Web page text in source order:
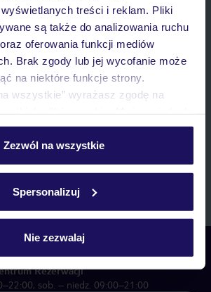
treści i reklam. Pliki
są także do analizowania ruchu
oferowania funkcji mediów
Brak zgody lub jej wycofanie może
na niektóre funkcje strony.
wszystkie” wyrażasz zgodę na
wybór wchodząc w zakładkę
o plikach cookie znajdziesz
Zezwól na wszystkie
Spersonalizuj
Nie zezwalaj
przetwarzanie danych osobowych przez TUI
w zakresie oraz celu wskazanym w„Informacji o
osobowych”, poprzez elektroniczną formę
Zapisz się
się z nami
Rezerwacji
sob. – niedz. 09:00–21:00